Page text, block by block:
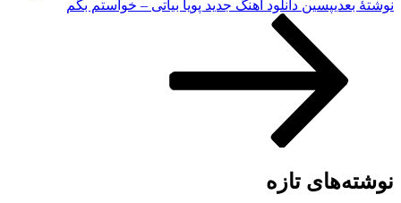
نوشته‌ٔ بعدیپسین دانلود آهنگ جدید پویا بیاتی – خواستم بگم
نوشته‌های تازه